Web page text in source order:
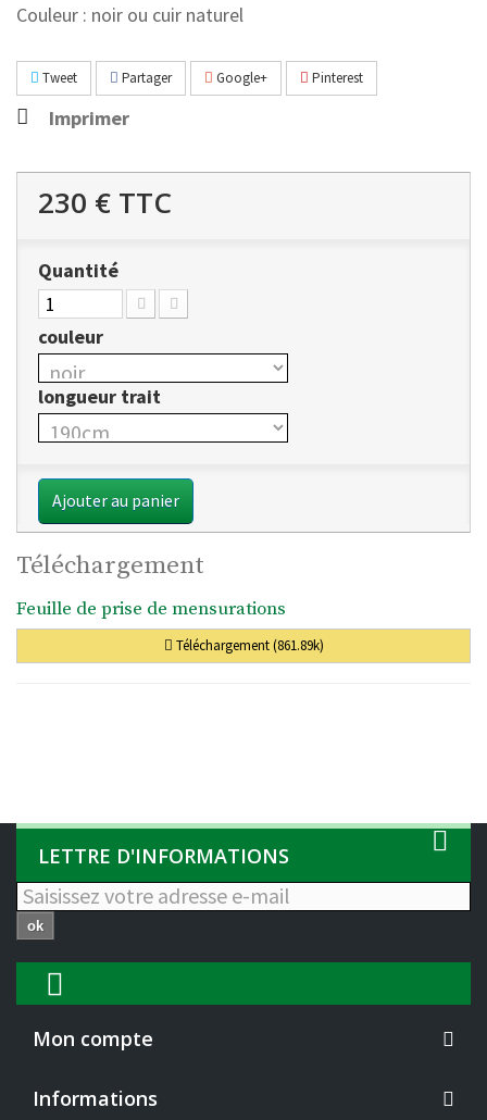
Couleur : noir ou cuir naturel
Tweet Partager Google+ Pinterest
Imprimer
230 € TTC
Quantité
couleur
longueur trait
Ajouter au panier
Téléchargement
Feuille de prise de mensurations
Téléchargement (861.89k)
LETTRE D'INFORMATIONS
ok
Mon compte
Informations